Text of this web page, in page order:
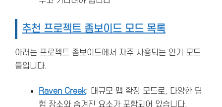
추천 프로젝트 좀보이드 모드 목록
아래는 프로젝트 좀보이드에서 자주 사용되는 인기 모드
들입니다.
Raven Creek: 대규모 맵 확장 모드로, 다양한 탐
험 장소와 숨겨진 요소가 포함되어 있습니다.